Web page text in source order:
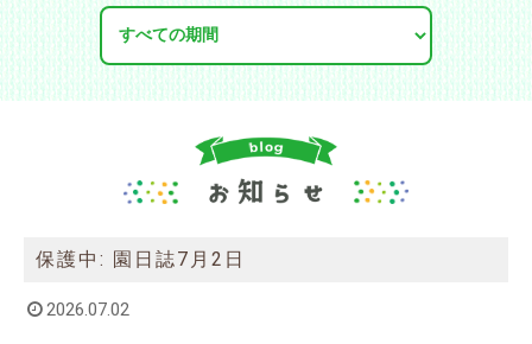
保護中: 園日誌7月2日
2026.07.02